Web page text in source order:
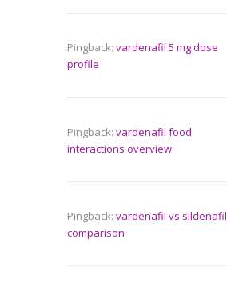
Pingback: vardenafil 5 mg dose
profile
Pingback: vardenafil food
interactions overview
Pingback: vardenafil vs sildenafil
comparison